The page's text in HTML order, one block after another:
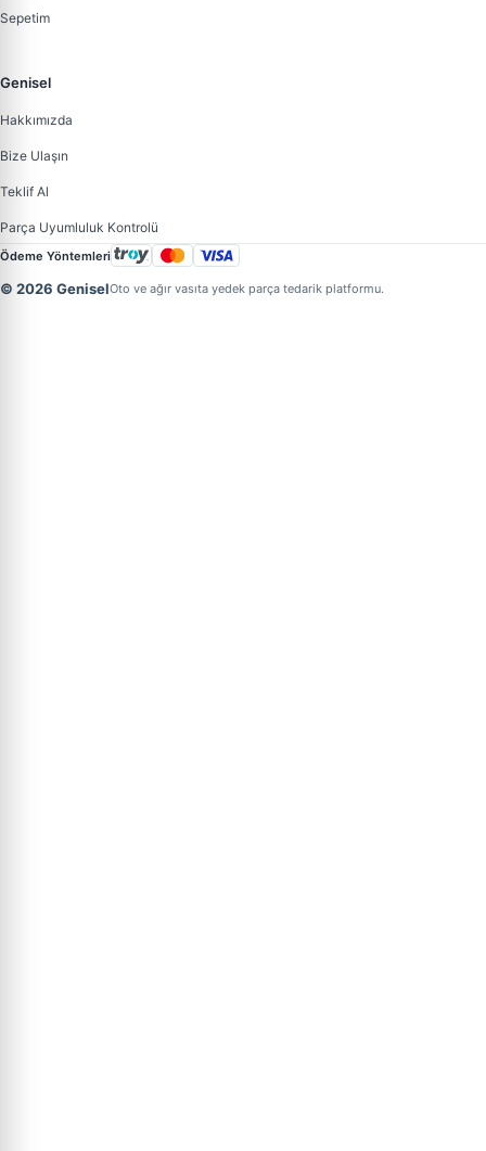
Sepetim
Genisel
Hakkımızda
Bize Ulaşın
Teklif Al
Parça Uyumluluk Kontrolü
Ödeme Yöntemleri
© 2026 GeniselOto ve ağır vasıta yedek parça tedarik platformu.